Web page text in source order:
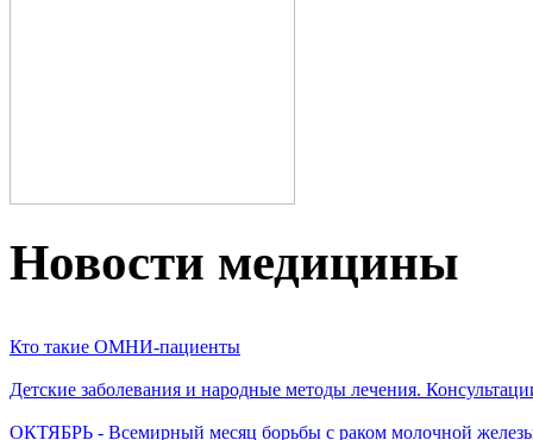
Новости медицины
Кто такие ОМНИ-пациенты
Детские заболевания и народные методы лечения.
ОКТЯБРЬ - Всемирный месяц борьбы с раком молочной